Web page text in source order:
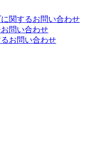
関するお問い合わせ
問い合わせ
お問い合わせ